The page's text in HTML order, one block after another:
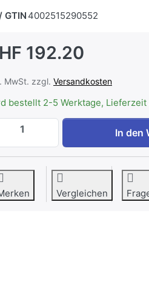
GTIN 4002515290552
192.20
MwSt. zzgl. Versandkosten
bestellt 2-5 Werktage, Lieferzeit
MIELE DS 6003 |
In den
Vergleichen